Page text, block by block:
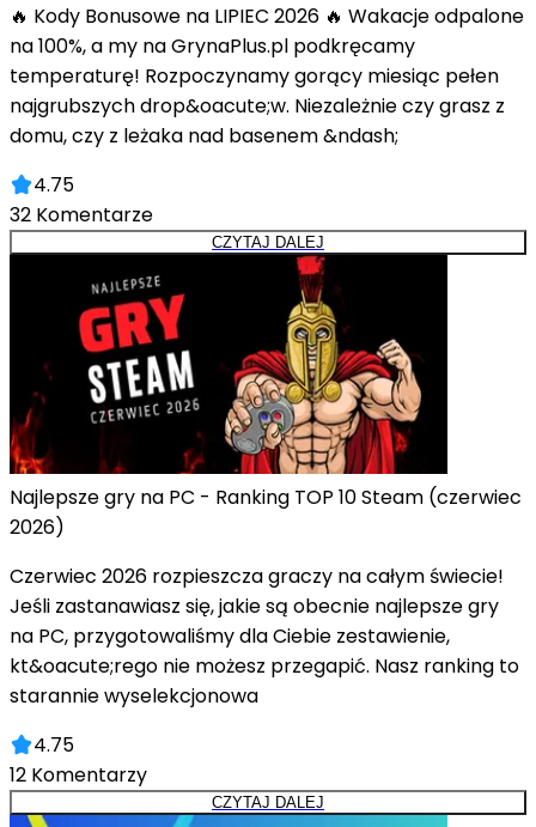
🔥 Kody Bonusowe na LIPIEC 2026 🔥 Wakacje odpalone
na 100%, a my na GrynaPlus.pl podkręcamy
temperaturę! Rozpoczynamy gorący miesiąc pełen
najgrubszych drop&oacute;w. Niezależnie czy grasz z
domu, czy z leżaka nad basenem &ndash;
4.75
32 Komentarze
CZYTAJ DALEJ
Najlepsze gry na PC - Ranking TOP 10 Steam (czerwiec
2026)
Czerwiec 2026 rozpieszcza graczy na całym świecie!
Jeśli zastanawiasz się, jakie są obecnie najlepsze gry
na PC, przygotowaliśmy dla Ciebie zestawienie,
kt&oacute;rego nie możesz przegapić. Nasz ranking to
starannie wyselekcjonowa
4.75
12 Komentarzy
CZYTAJ DALEJ